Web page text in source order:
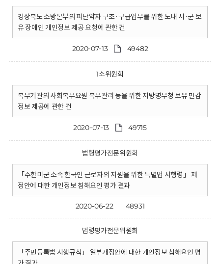
경상북도 소방본부의 피난약자 구조·구급업무를 위한 도내 시·군 보
유 장애인 개인정보 제공 요청에 관한 건
2020-07-13 49482
1소위원회
복무기관의 사회복무요원 복무관리 등을 위한 지방병무청 보유 민감
정보 제공에 관한 건
2020-07-13 49715
법령평가전문위원회
「주한미군 소속 한국인 근로자의 지원을 위한 특별법 시행령」 제
정안에 대한 개인정보 침해요인 평가 결과
2020-06-22 48931
법령평가전문위원회
「주민등록법 시행규칙」 일부개정안에 대한 개인정보 침해요인 평